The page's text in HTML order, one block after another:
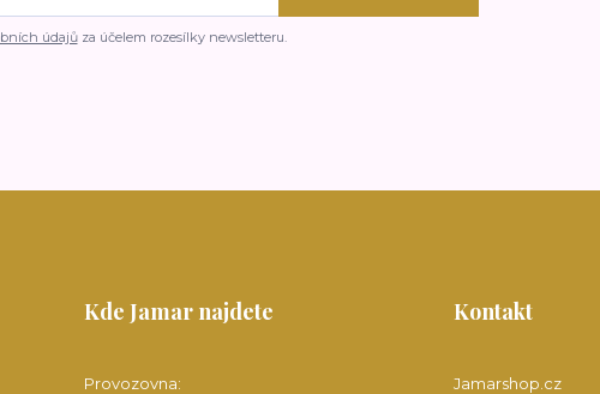
údajůza účelem rozesílky newsletteru.
Kde Jamar najdete
Provozovna:
Kontakt
Jamarshop.cz